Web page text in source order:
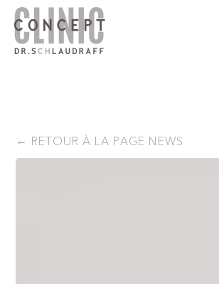
RETOUR À LA PAGE NEWS